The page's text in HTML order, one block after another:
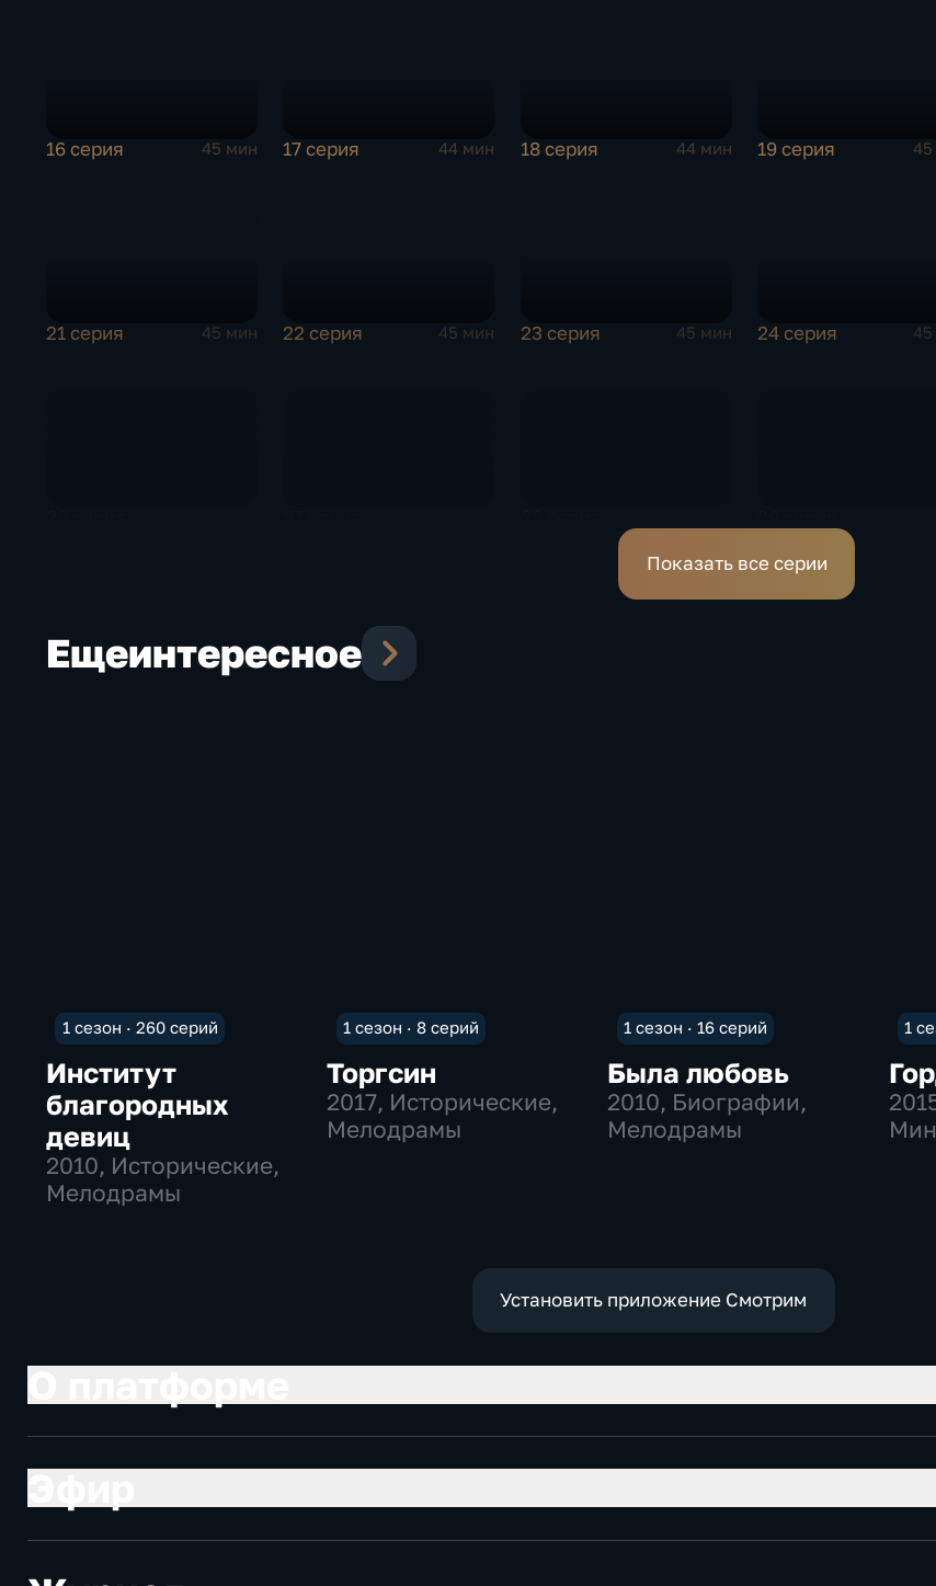
16 серия 45 мин 17 серия 44 мин 18 серия 44 мин 19 серия
21 серия 45 мин 22 серия 45 мин 23 серия 45 мин 24 серия
Показать все серии
Ещеинтересное
1 сезон · 260 серий
Институт
благородных
девиц
2010, Исторические,
Мелодрамы
1 сезон · 8 серий
Торгсин
2017, Исторические,
Мелодрамы
1 сезон · 16 серий
Была любовь
2010, Биографии,
Мелодрамы
1
Установить приложение Смотрим